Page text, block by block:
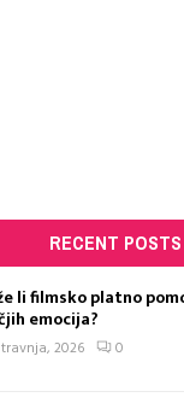
RECENT POSTS
li filmsko platno
emocija?
2026 0